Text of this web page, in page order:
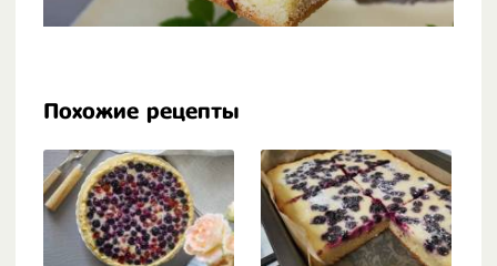
Похожие рецепты